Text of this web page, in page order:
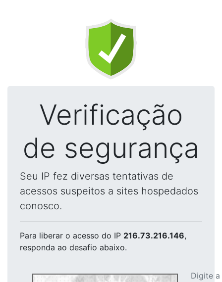
Verificação
de segurança
Seu IP fez diversas tentativas de
acessos suspeitos a sites hospedados
conosco.
Para liberar o acesso do IP 216.73.216.146,
responda ao desafio abaixo.
Digite